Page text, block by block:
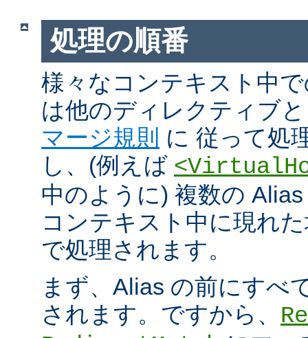
処理の順番
様々なコンテキスト中
は他のディレクティブ
マージ規則 に 従って処
し、(例えば
中のように) 複数の
コンテキスト中に現れ
で処理されます。
まず、Alias の前にすべ
されます。ですから、